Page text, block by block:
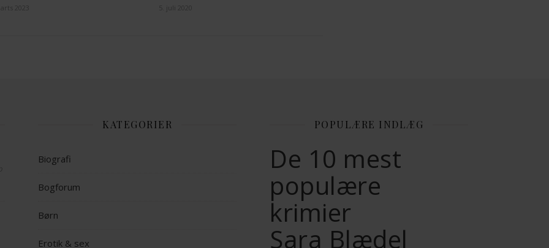
2023
KATEGORIER
Biografi
Bogforum
Børn
Erotik & sex
POPULÆRE INDLÆG
De 10 mest
populære
krimier
Sara Blædel